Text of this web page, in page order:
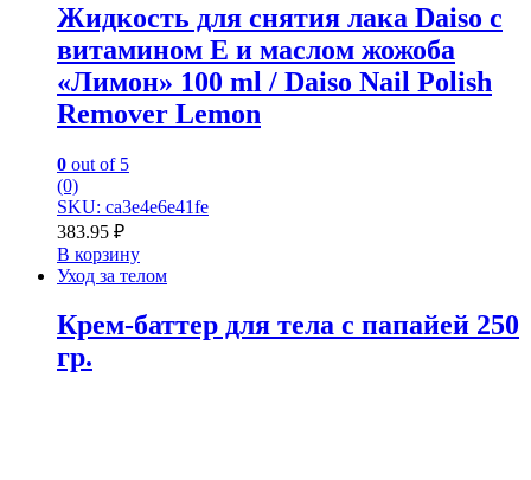
Жидкость для снятия лака Daiso с
витамином Е и маслом жожоба
«Лимон» 100 ml / Daiso Nail Polish
Remover Lemon
0 out of 5
(0)
SKU: ca3e4e6e41fe
383.95 ₽
В корзину
Уход за телом
Крем-баттер для тела с папайей 250
гр.